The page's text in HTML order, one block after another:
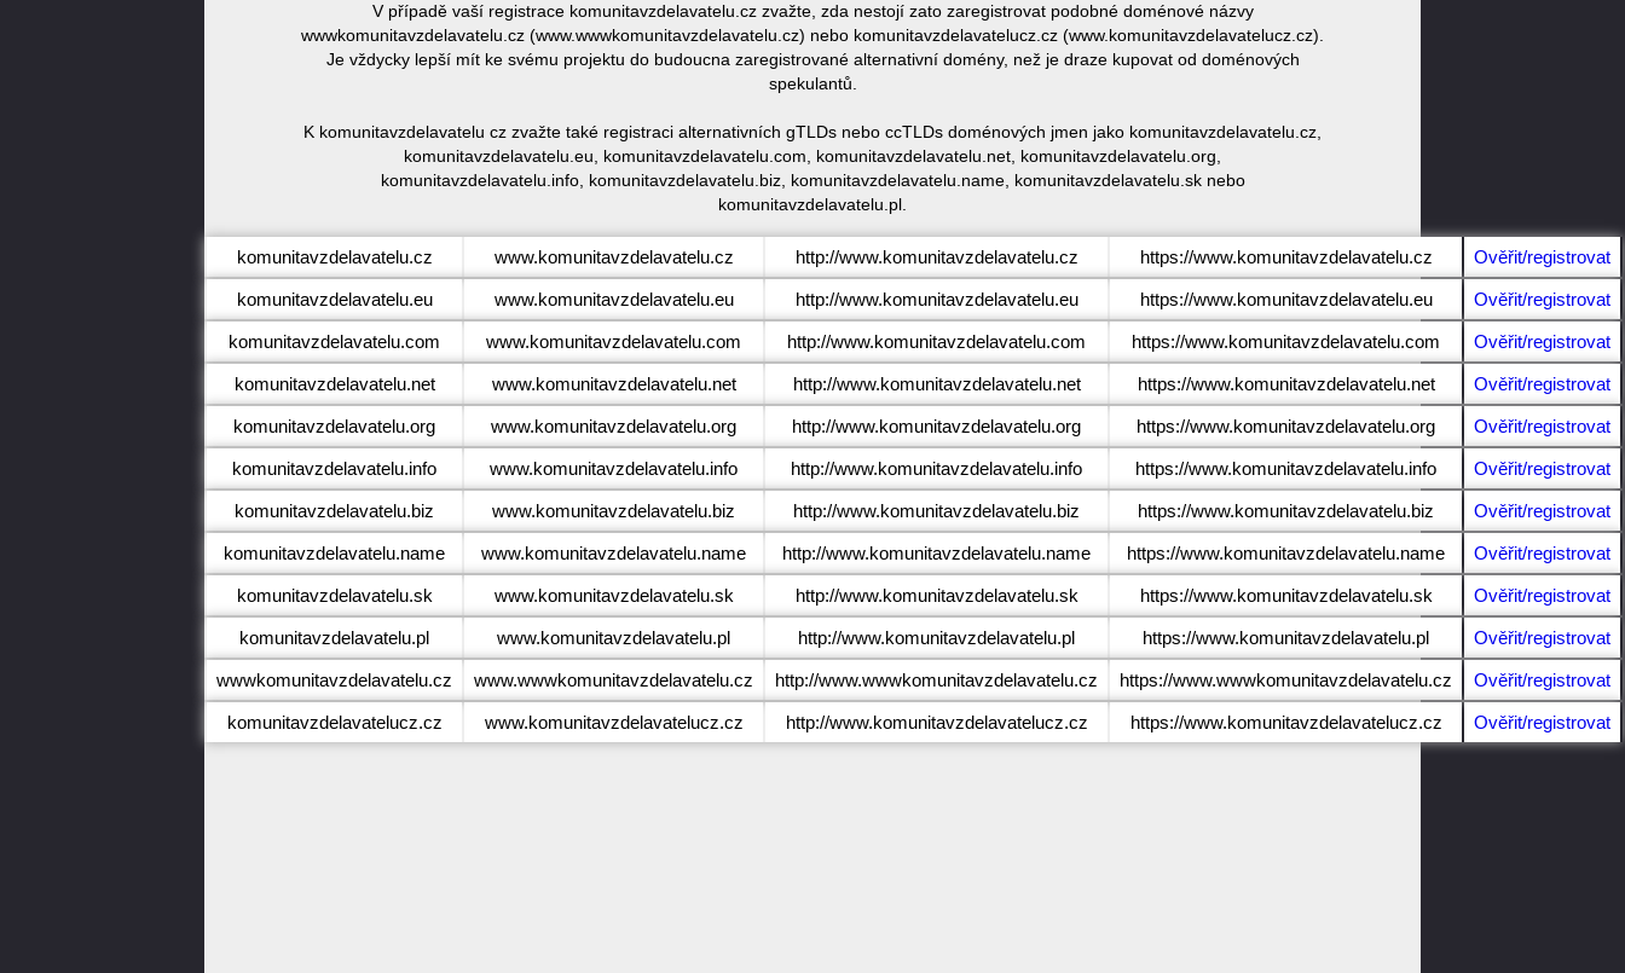
V případě vaší registrace komunitavzdelavatelu.cz zvažte, zda nestojí zato zaregistrovat podobné doménové názvy
wwwkomunitavzdelavatelu.cz (www.wwwkomunitavzdelavatelu.cz) nebo komunitavzdelavatelucz.cz (www.komunitavzdelavatelucz.cz).
Je vždycky lepší mít ke svému projektu do budoucna zaregistrované alternativní domény, než je draze kupovat od doménových
spekulantů.
K komunitavzdelavatelu cz zvažte také registraci alternativních gTLDs nebo ccTLDs doménových jmen jako komunitavzdelavatelu.cz,
komunitavzdelavatelu.eu, komunitavzdelavatelu.com, komunitavzdelavatelu.net, komunitavzdelavatelu.org,
komunitavzdelavatelu.info, komunitavzdelavatelu.biz, komunitavzdelavatelu.name, komunitavzdelavatelu.sk nebo
komunitavzdelavatelu.pl.
komunitavzdelavatelu.cz www.komunitavzdelavatelu.cz http://www.komunitavzdelavatelu.cz https://www.komunitavzdelavatelu.cz Ověřit/registrovat
komunitavzdelavatelu.eu www.komunitavzdelavatelu.eu http://www.komunitavzdelavatelu.eu https://www.komunitavzdelavatelu.eu Ověřit/registrovat
komunitavzdelavatelu.com www.komunitavzdelavatelu.com http://www.komunitavzdelavatelu.com https://www.komunitavzdelavatelu.com Ověřit/registrovat
komunitavzdelavatelu.net www.komunitavzdelavatelu.net http://www.komunitavzdelavatelu.net https://www.komunitavzdelavatelu.net Ověřit/registrovat
komunitavzdelavatelu.org www.komunitavzdelavatelu.org http://www.komunitavzdelavatelu.org https://www.komunitavzdelavatelu.org Ověřit/registrovat
komunitavzdelavatelu.info www.komunitavzdelavatelu.info http://www.komunitavzdelavatelu.info https://www.komunitavzdelavatelu.info Ověřit/registrovat
komunitavzdelavatelu.biz www.komunitavzdelavatelu.biz http://www.komunitavzdelavatelu.biz https://www.komunitavzdelavatelu.biz Ověřit/registrovat
komunitavzdelavatelu.name www.komunitavzdelavatelu.name http://www.komunitavzdelavatelu.name https://www.komunitavzdelavatelu.name Ověřit/registrovat
komunitavzdelavatelu.sk www.komunitavzdelavatelu.sk http://www.komunitavzdelavatelu.sk https://www.komunitavzdelavatelu.sk Ověřit/registrovat
komunitavzdelavatelu.pl www.komunitavzdelavatelu.pl http://www.komunitavzdelavatelu.pl https://www.komunitavzdelavatelu.pl Ověřit/registrovat
wwwkomunitavzdelavatelu.cz www.wwwkomunitavzdelavatelu.cz http://www.wwwkomunitavzdelavatelu.cz https://www.wwwkomunitavzdelavatelu.cz Ověřit/registrovat
komunitavzdelavatelucz.cz www.komunitavzdelavatelucz.cz http://www.komunitavzdelavatelucz.cz https://www.komunitavzdelavatelucz.cz Ověřit/registrovat